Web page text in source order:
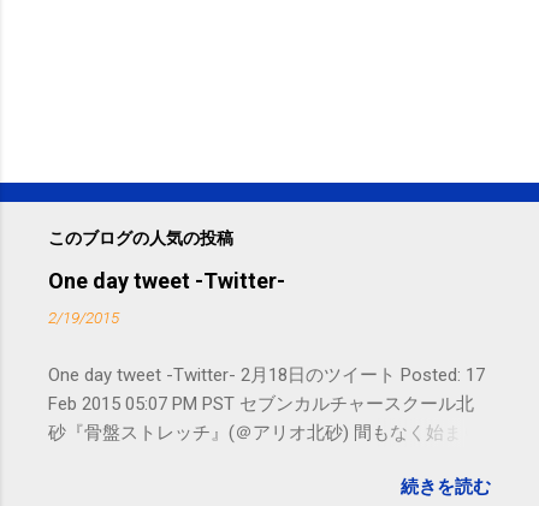
このブログの人気の投稿
One day tweet -Twitter-
2/19/2015
One day tweet -Twitter- 2月18日のツイート Posted: 17
Feb 2015 05:07 PM PST セブンカルチャースクール北
砂『骨盤ストレッチ』(＠アリオ北砂) 間もなく始まり
subscribed to email updates from サクマフィジカルコ
続きを読む